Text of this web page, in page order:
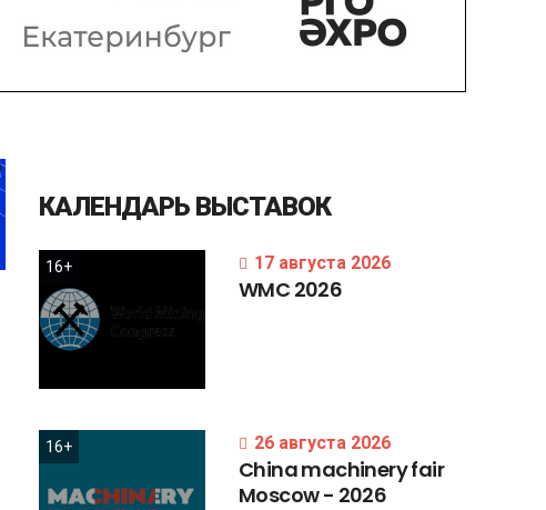
КАЛЕНДАРЬ ВЫСТАВОК
16+ 17 августа 2026
WMC 2026
16+ 26 августа 2026
Chinamachineryfair
Moscow- 2026